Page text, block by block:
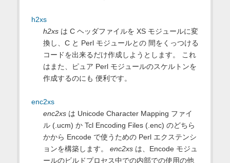
h2xs
h2xsは C ヘッダファイルを XS モジュールに変
換し、C と Perl モジュールとの 間をくっつける
コードを出来るだけ作成しようとします。 これ
はまた、ピュア Perl モジュールのスケルトンを
作成するのにも 便利です。
enc2xs
enc2xsは Unicode Character Mapping ファイ
ル (.ucm) か Tcl Encoding Files (.enc) のどちら
かから Encode で使うための Perl エクステンシ
ョンを構築します。 enc2xsは、Encode モジュ
ールのビルドプロセス中での内部での使用の他